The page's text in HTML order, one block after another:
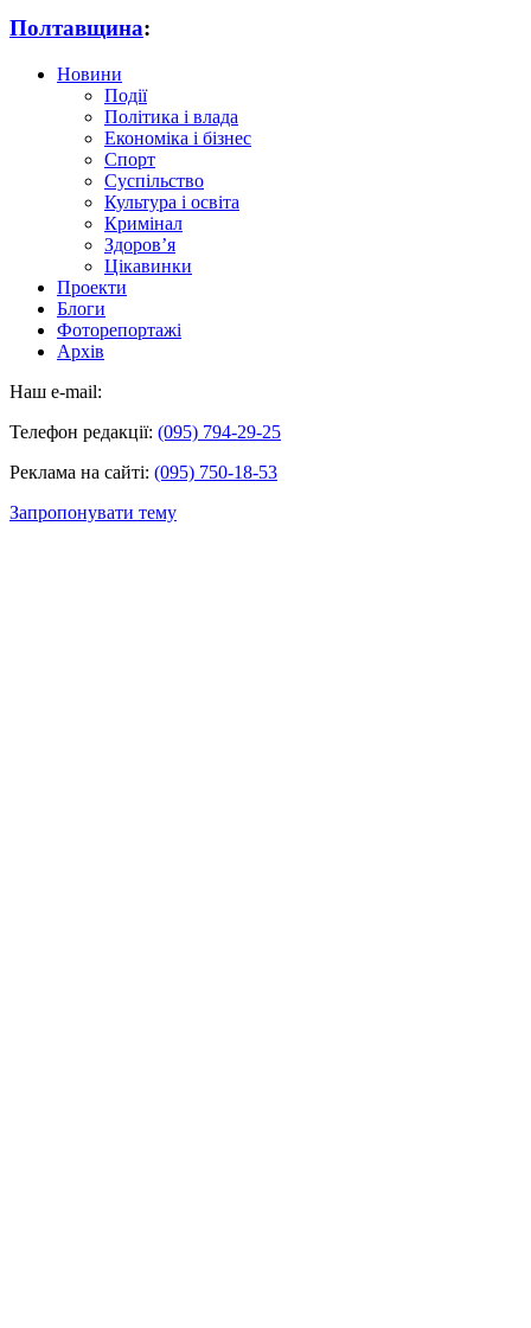
Полтавщина:
Новини
Події
Політика і влада
Економіка і бізнес
Спорт
Суспільство
Культура і освіта
Кримінал
Здоров’я
Цікавинки
Проекти
Блоги
Фоторепортажі
Архів
Наш e-mail:
Телефон редакції: (095) 794-29-25
Реклама на сайті: (095) 750-18-53
Запропонувати тему